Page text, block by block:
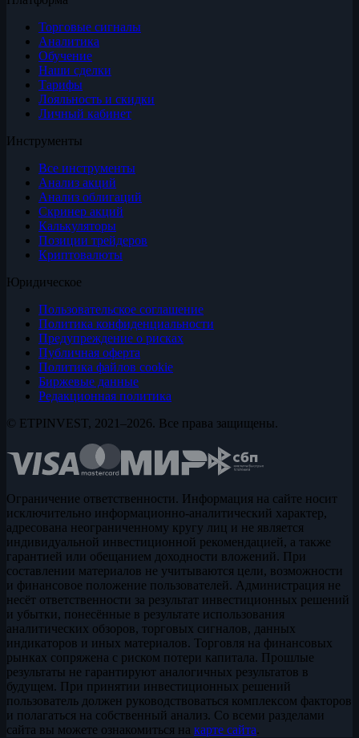
Торговые сигналы
Аналитика
Обучение
Наши сделки
Тарифы
Лояльность и скидки
Личный кабинет
Инструменты
Все инструменты
Анализ акций
Анализ облигаций
Скринер акций
Калькуляторы
Позиции трейдеров
Криптовалюты
Юридическое
Пользовательское соглашение
Политика конфиденциальности
Предупреждение о рисках
Публичная оферта
Политика файлов cookie
Биржевые данные
Редакционная политика
© ETPINVEST, 2021–2026. Все права защищены.
Ограничение ответственности. Информация на сайте носит
исключительно информационно-аналитический характер,
адресована неограниченному кругу лиц и не является
индивидуальной инвестиционной рекомендацией, а также
гарантией или обещанием доходности вложений. При
составлении материалов не учитываются цели, возможности
и финансовое положение пользователей. Администрация не
несёт ответственности за результат инвестиционных решений
и убытки, понесённые в результате использования
аналитических обзоров, торговых сигналов, данных
индикаторов и иных материалов. Торговля на финансовых
рынках сопряжена с риском потери капитала. Прошлые
результаты не гарантируют аналогичных результатов в
будущем. При принятии инвестиционных решений
пользователь должен руководствоваться комплексом факторов
и полагаться на собственный анализ. Со всеми разделами
сайта вы можете ознакомиться на карте сайта.